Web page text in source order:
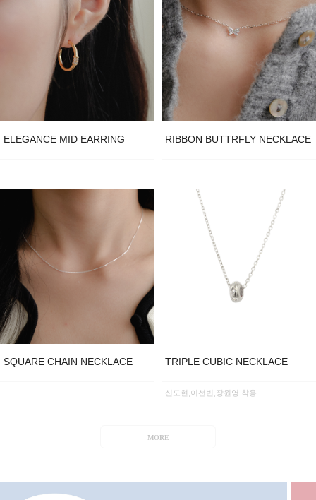
ELEGANCE MID EARRING RIBBON BUTTRFLY NECKLACE
SQUARE CHAIN NECKLACE TRIPLE CUBIC NECKLACE
신도현,이선빈,장원영 착용
MORE